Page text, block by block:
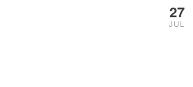
27
JUL